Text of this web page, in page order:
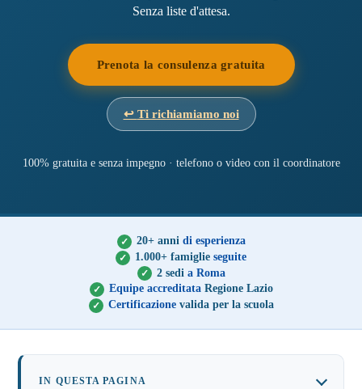
Senza liste d'attesa.
Prenota la consulenza gratuita
↩ Ti richiamiamo noi
100% gratuita e senza impegno · telefono o video con il coordinatore
20+ anni di esperienza
1.000+ famiglie seguite
2 sedi a Roma
Equipe accreditata Regione Lazio
Certificazione valida per la scuola
IN QUESTA PAGINA